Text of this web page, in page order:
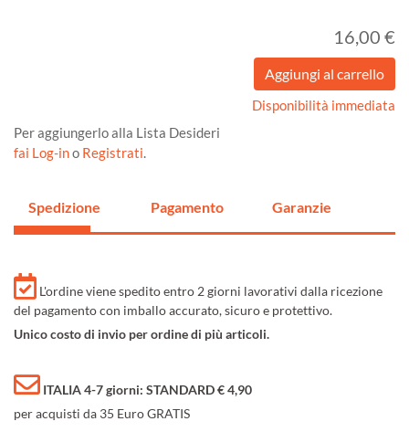
16,00 €
Disponibilità immediata
Per aggiungerlo alla Lista Desideri
fai Log-ino Registrati.
Spedizione Pagamento Garanzie
L'ordine viene spedito entro 2 giorni lavorativi dalla ricezione
del pagamento con imballo accurato, sicuro e protettivo.
Unico costo di invio per ordine di più articoli.
ITALIA 4-7 giorni: STANDARD € 4,90
per acquisti da 35 Euro GRATIS